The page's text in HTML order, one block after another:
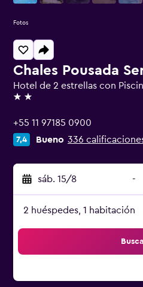
Chales Pousada
Hotel de 2 estrellas con
2 estrellas
+55 11 97185 0900
7,4 Bueno 336
sáb. 15/8 -
2 huéspedes, 1 habitación
Fotos